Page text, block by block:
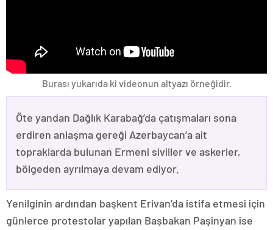
Burası yukarıda ki videonun altyazı örneğidir.
Öte yandan Dağlık Karabağ’da çatışmaları sona
erdiren anlaşma gereği Azerbaycan’a ait
topraklarda bulunan Ermeni siviller ve askerler,
bölgeden ayrılmaya devam ediyor.
Yenilginin ardından başkent Erivan’da istifa etmesi için
günlerce protestolar yapılan Başbakan Paşinyan ise